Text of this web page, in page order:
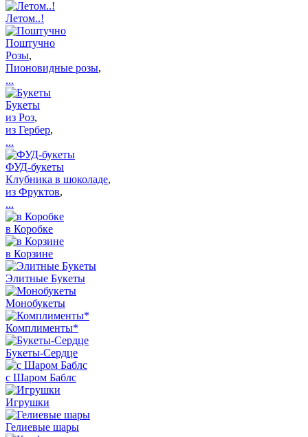
Летом..!
Поштучно
Розы,
Пионовидные розы,
...
Букеты
из Роз,
из Гербер,
...
ФУД-букеты
Клубника в шоколаде,
из Фруктов,
...
в Коробке
в Корзине
Элитные Букеты
Монобукеты
Комплименты*
Букеты-Сердце
с Шаром Баблс
Игрушки
Гелиевые шары